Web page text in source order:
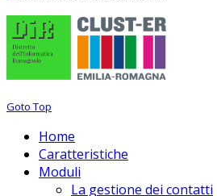
Goto Top
Home
Caratteristiche
Moduli
La gestione dei contatti